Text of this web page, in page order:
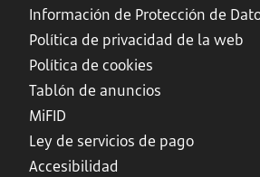
Información de Protección de
Política de privacidad de la web
Política de cookies
Tablón de anuncios
MiFID
Ley de servicios de pago
Accesibilidad